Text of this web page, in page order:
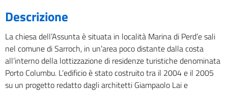
Descrizione
La chiesa dell’Assunta è situata in località Marina di Perd’e sali
nel comune di Sarroch, in un’area poco distante dalla costa
all’interno della lottizzazione di residenze turistiche denominata
Porto Columbu. L’edificio è stato costruito tra il 2004 e il 2005
su un progetto redatto dagli architetti Giampaolo Lai e